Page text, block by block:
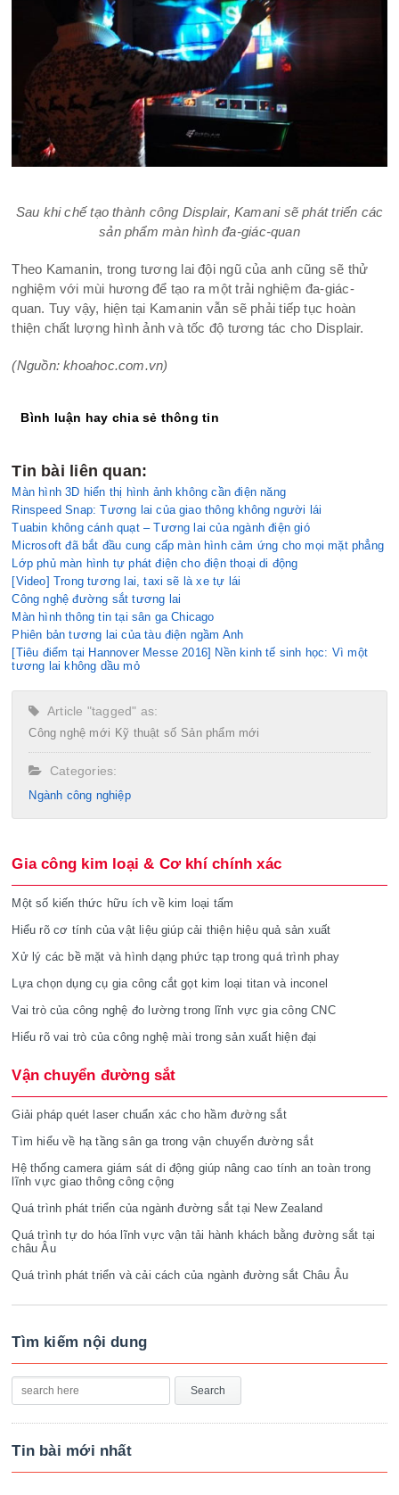
Sau khi chế tạo thành công Displair, Kamani sẽ phát triển các
sản phẩm màn hình đa-giác-quan
Theo Kamanin, trong tương lai đội ngũ của anh cũng sẽ thử
nghiệm với mùi hương để tạo ra một trải nghiệm đa-giác-
quan. Tuy vậy, hiện tại Kamanin vẫn sẽ phải tiếp tục hoàn
thiện chất lượng hình ảnh và tốc độ tương tác cho Displair.
(Nguồn: khoahoc.com.vn)
Bình luận hay chia sẻ thông tin
Tin bài liên quan:
Màn hình 3D hiển thị hình ảnh không cần điện năng
Rinspeed Snap: Tương lai của giao thông không người lái
Tuabin không cánh quạt – Tương lai của ngành điện gió
Microsoft đã bắt đầu cung cấp màn hình cảm ứng cho mọi mặt phẳng
Lớp phủ màn hình tự phát điện cho điện thoại di động
[Video] Trong tương lai, taxi sẽ là xe tự lái
Công nghệ đường sắt tương lai
Màn hình thông tin tại sân ga Chicago
Phiên bản tương lai của tàu điện ngầm Anh
[Tiêu điểm tại Hannover Messe 2016] Nền kinh tế sinh học: Vì một
tương lai không dầu mỏ
Article "tagged" as:
Công nghệ mới Kỹ thuật số Sản phẩm mới
Categories:
Ngành công nghiệp
Gia công kim loại & Cơ khí chính xác
Một số kiến thức hữu ích về kim loại tấm
Hiểu rõ cơ tính của vật liệu giúp cải thiện hiệu quả sản xuất
Xử lý các bề mặt và hình dạng phức tạp trong quá trình phay
Lựa chọn dụng cụ gia công cắt gọt kim loại titan và inconel
Vai trò của công nghệ đo lường trong lĩnh vực gia công CNC
Hiểu rõ vai trò của công nghệ mài trong sản xuất hiện đại
Vận chuyển đường sắt
Giải pháp quét laser chuẩn xác cho hầm đường sắt
Tìm hiểu về hạ tầng sân ga trong vận chuyển đường sắt
Hệ thống camera giám sát di động giúp nâng cao tính an toàn trong
lĩnh vực giao thông công cộng
Quá trình phát triển của ngành đường sắt tại New Zealand
Quá trình tự do hóa lĩnh vực vận tải hành khách bằng đường sắt tại
châu Âu
Quá trình phát triển và cải cách của ngành đường sắt Châu Âu
Tìm kiếm nội dung
Tin bài mới nhất